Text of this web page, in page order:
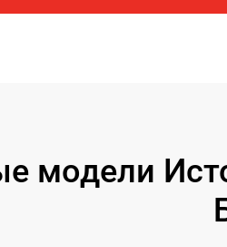
модели